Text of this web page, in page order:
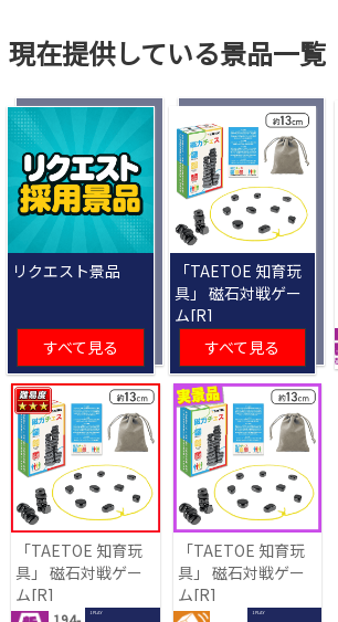
現在提供している景品一覧
リクエスト景品
すべて見る
「TAETOE 知育玩
具」 磁石対戦ゲー
ム[R]
すべて見る
「TAETOE 知育玩
具」 磁石対戦ゲー
ム[R]
1 PLAY
「TAETOE 知育玩
具」 磁石対戦ゲー
ム[R]
1 PLAY